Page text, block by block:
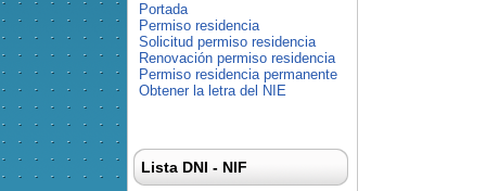
Portada
Permiso residencia
Solicitud permiso residencia
Renovación permiso residencia
Permiso residencia permanente
Obtener la letra del NIE
Lista DNI - NIF